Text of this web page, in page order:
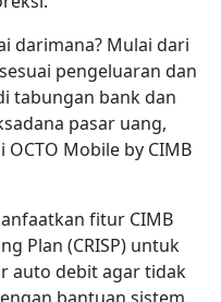
darimana? Mulai dari
pengeluaran dan
tabungan bank dan
pasar uang,
Mobile by CIMB
fitur CIMB
Plan (CRISP) untuk
auto debit agar tidak